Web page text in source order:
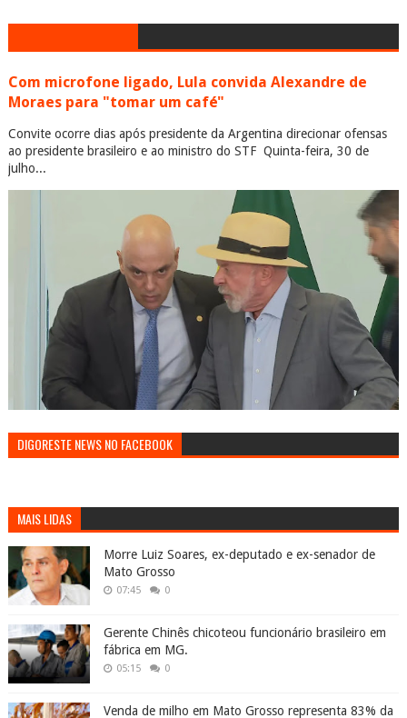
Com microfone ligado, Lula convida Alexandre de
Moraes para "tomar um café"
Convite ocorre dias após presidente da Argentina direcionar ofensas
ao presidente brasileiro e ao ministro do STF Quinta-feira, 30 de
julho...
DIGORESTE NEWS NO FACEBOOK
MAIS LIDAS
Morre Luiz Soares, ex-deputado e ex-senador de
Mato Grosso
07:45 0
Gerente Chinês chicoteou funcionário brasileiro em
fábrica em MG.
05:15 0
Venda de milho em Mato Grosso representa 83% da